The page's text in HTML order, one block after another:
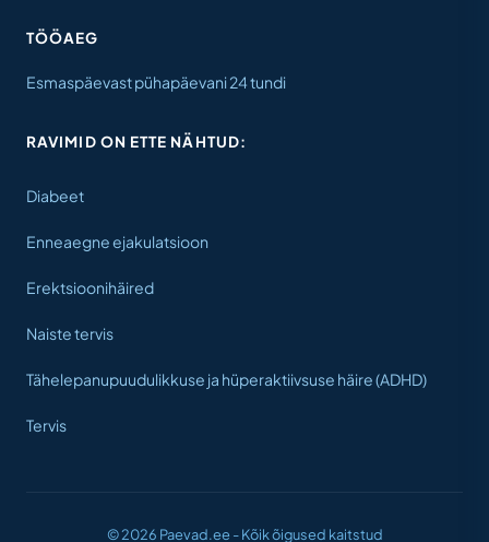
TÖÖAEG
Esmaspäevast pühapäevani 24 tundi
RAVIMID ON ETTE NÄHTUD:
Diabeet
Enneaegne ejakulatsioon
Erektsioonihäired
Naiste tervis
Tähelepanupuudulikkuse ja hüperaktiivsuse häire (ADHD)
Tervis
© 2026 Paevad.ee - Kõik õigused kaitstud